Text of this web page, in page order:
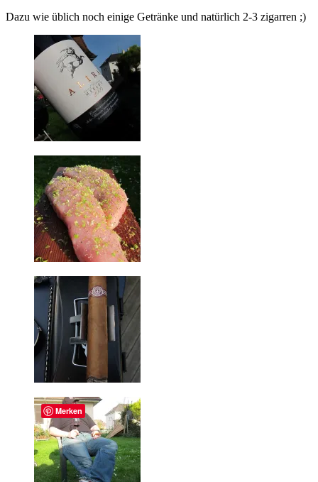
Dazu wie üblich noch einige Getränke und natürlich 2-3 zigarren ;)
Merken